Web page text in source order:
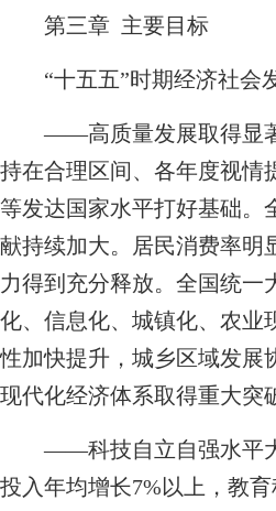
第三章 主要目标
“十五五”时期经济社会发
——高质量发展取得显著
持在合理区间、各年度视情
等发达国家水平打好基础。
献持续加大。居民消费率明
力得到充分释放。全国统一
化、信息化、城镇化、农业
性加快提升，城乡区域发展
现代化经济体系取得重大突
——科技自立自强水平大
投入年均增长7%以上，教